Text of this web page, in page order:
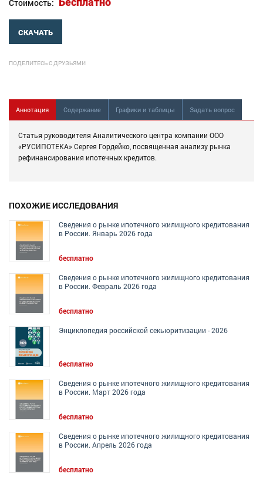
Стоимость:
СКАЧАТЬ
ПОДЕЛИТЕСЬ С ДРУЗЬЯМИ
Аннотация Содержание Графики и таблицы Задать вопрос
Статья руководителя Аналитического центра компании ООО
«РУСИПОТЕКА» Сергея Гордейко, посвященная анализу рынка
рефинансирования ипотечных кредитов.
ПОХОЖИЕ ИССЛЕДОВАНИЯ
Сведения о рынке ипотечного жилищного кредитования
в России. Январь 2026 года
бесплатно
Сведения о рынке ипотечного жилищного кредитования
в России. Февраль 2026 года
бесплатно
Энциклопедия российской секьюритизации - 2026
бесплатно
Сведения о рынке ипотечного жилищного кредитования
в России. Март 2026 года
бесплатно
Сведения о рынке ипотечного жилищного кредитования
в России. Апрель 2026 года
бесплатно